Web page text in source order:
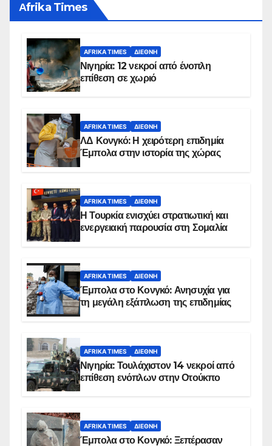
Αfrika Times
AFRIKA TIMES ΔΙΕΘΝΉ
Νιγηρία: 12 νεκροί από ένοπλη
επίθεση σε χωριό
AFRIKA TIMES ΔΙΕΘΝΉ
ΛΔ Κονγκό: Η χειρότερη επιδημία
Έμπολα στην ιστορία της χώρας
AFRIKA TIMES ΔΙΕΘΝΉ
Η Τουρκία ενισχύει στρατιωτική και
ενεργειακή παρουσία στη Σομαλία
AFRIKA TIMES ΔΙΕΘΝΉ
Έμπολα στο Κονγκό: Ανησυχία για
τη μεγάλη εξάπλωση της επιδημίας
AFRIKA TIMES ΔΙΕΘΝΉ
Νιγηρία: Τουλάχιστον 14 νεκροί από
επίθεση ενόπλων στην Οτούκπο
AFRIKA TIMES ΔΙΕΘΝΉ
Έμπολα στο Κονγκό: Ξεπέρασαν